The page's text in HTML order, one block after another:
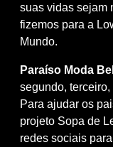
suas vidas sejam
fizemos para a
Mundo.
Paraíso Moda
segundo,
Para ajudar os
projeto Sopa de
redes sociais